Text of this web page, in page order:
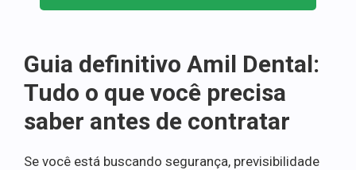
Guia definitivo Amil Dental:
Tudo o que você precisa
saber antes de contratar
Se você está buscando segurança, previsibilidade